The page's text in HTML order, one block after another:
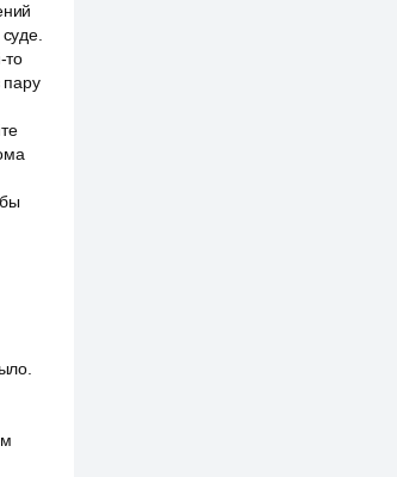
то
пару